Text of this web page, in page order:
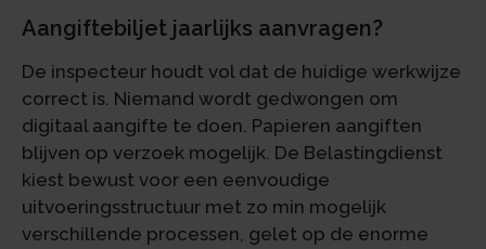
Aangiftebiljet jaarlijks aanvragen?
De inspecteur houdt vol dat de huidige werkwijze
correct is. Niemand wordt gedwongen om
digitaal aangifte te doen. Papieren aangiften
blijven op verzoek mogelijk. De Belastingdienst
kiest bewust voor een eenvoudige
uitvoeringsstructuur met zo min mogelijk
verschillende processen, gelet op de enorme